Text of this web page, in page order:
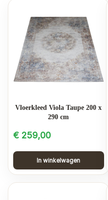
Vloerkleed Viola Taupe 200 x
290 cm
€ 259,00
In winkelwagen